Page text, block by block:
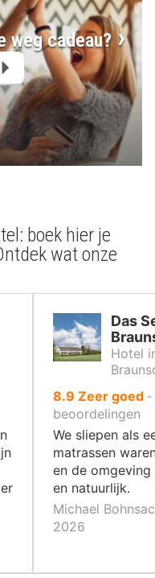
weg cadeau?
boek hier je
wat onze
Das
Hotel
8.9 uit
10
,
Zeer goed ‐
beoordelingen
We sliepen als
matrassen
en de
en natuurlijk.
Michael
2026